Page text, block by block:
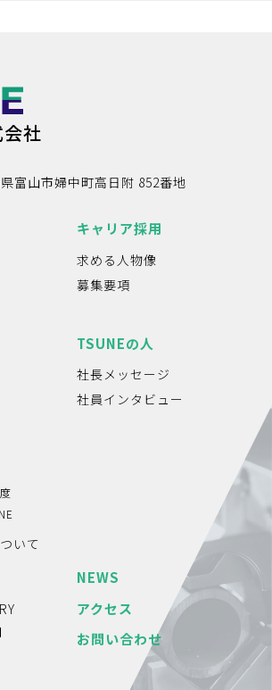
社
富山市婦中町高日附 852番地
キャリア採用
求める人物像
募集要項
いて
TSUNEの人
社長メッセージ
社員インタビュー
NEWS
アクセス
お問い合わせ